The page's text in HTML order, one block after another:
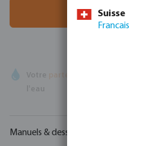
Ajouter au
Manuels & dessins
Suisse
Francais